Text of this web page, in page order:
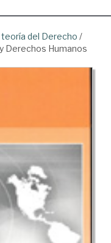
teoría del Derecho /
Derechos Humanos